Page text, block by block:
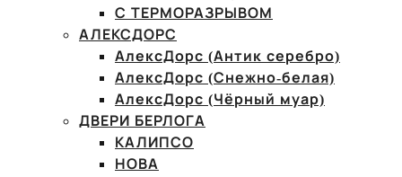
С ТЕРМОРАЗРЫВОМ
АЛЕКСДОРС
АлексДорс (Антик серебро)
АлексДорс (Снежно-белая)
АлексДорс (Чёрный муар)
ДВЕРИ БЕРЛОГА
КАЛИПСО
НОВА